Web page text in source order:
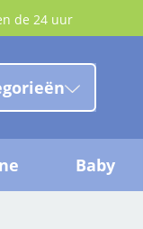
de 24 uur
Baby